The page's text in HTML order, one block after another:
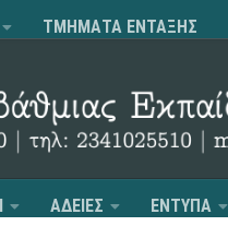
ΤΜΗΜΑΤΑ ΕΝΤΑΞΗΣ
ΑΔΕΙΕΣ ΕΝΤΥΠΑ